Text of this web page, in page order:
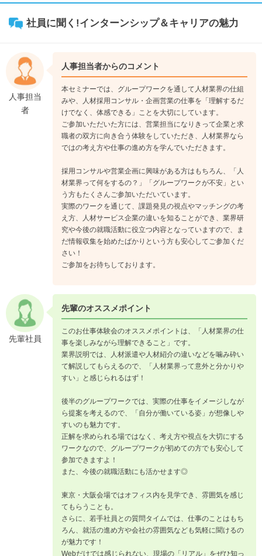
社員に聞く!インターンシップ＆キャリアの魅力
人事担当
者
人事担当者からのコメント
本セミナーでは、グループワークを通して人材業界の仕組
みや、人材採用コンサル・企画営業の仕事を「理解するだ
けでなく、体感できる」ことを大切にしています。
ご参加いただいた方には、営業担当になりきって企業と求
職者の双方に向き合う体験をしていただき、人材業界なら
ではの考え方や仕事の進め方を学んでいただきます。
採用コンサルや営業企画に興味がある方はもちろん、「人
材業界って何をするの？」「グループワークが不安」とい
う方もたくさんご参加いただいています。
実際のワークを通じて、課題発見の視点やマッチングの考
え方、人材サービス企業の違いを知ることができ、業界研
究や今後の就職活動に役立つ内容となっていますので、ま
だ情報収集を始めたばかりという方も安心してご参加くだ
さい！
ご参加をお待ちしております。
先輩社員
先輩のオススメポイント
このお仕事体験会のオススメポイントは、「人材業界の仕
事を楽しみながら理解できること」です。
業界説明では、人材派遣や人材紹介の違いなどを噛み砕い
て解説してもらえるので、「人材業界って意外と分かりや
すい」と感じられるはず！
後半のグループワークでは、実際の仕事をイメージしなが
ら提案を考えるので、「自分が働いている姿」が想像しや
すいのも魅力です。
正解を求められる場ではなく、考え方や視点を大切にする
ワークなので、グループワークが初めての方でも安心して
参加できますよ！
また、今後の就職活動にも活かせます◎
東京・大阪会場ではオフィス内を見学でき、雰囲気を感じ
てもらうことも。
さらに、若手社員との質問タイムでは、仕事のことはもち
ろん、就活の進め方や会社の雰囲気なども気軽に聞けるの
が魅力です！
Webだけでは感じられない、現場の「リアル」をぜひ知っ